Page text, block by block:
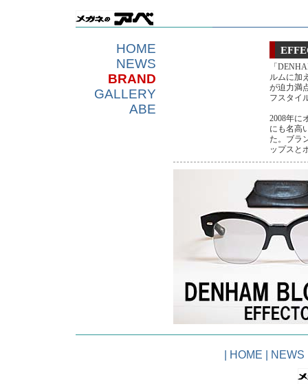
HOME
NEWS
BRAND
GALLERY
ABE
「
ルムに加
が迫力満
フスタイ
2008年に
にも名高
た。ブラ
ップスと
HOME NEWS